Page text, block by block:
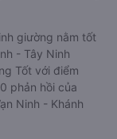
giường nằm tốt
- Tây Ninh
Tốt với điểm
phản hồi của
Ninh - Khánh